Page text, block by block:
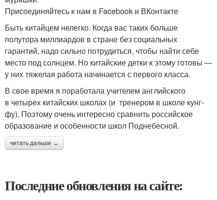
Присоединяйтесь к нам в Facebook и ВКонтакте
Быть китайцем нелегко. Когда вас таких больше
полутора миллиардов в стране без социальных
гарантий, надо сильно потрудиться, чтобы найти себе
место под солнцем. Но китайские детки к этому готовы ―
у них тяжелая работа начинается с первого класса.
В свое время я поработала учителем английского
в четырех китайских школах (и тренером в школе кунг-
фу). Поэтому очень интересно сравнить российское
образование и особенности школ Поднебесной.
читать дальше →
Последние обновления на сайте: